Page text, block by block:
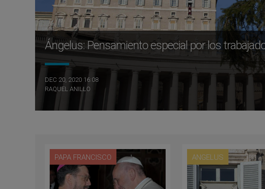
Ángelus: Pensamiento especial por los
DEC 20, 2020 16:08
RAQUEL ANILLO
PAPA FRANCISCO ANGELUS